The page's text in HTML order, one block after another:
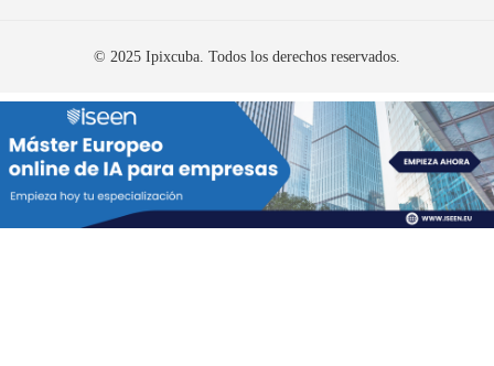
© 2025 Ipixcuba. Todos los derechos reservados.